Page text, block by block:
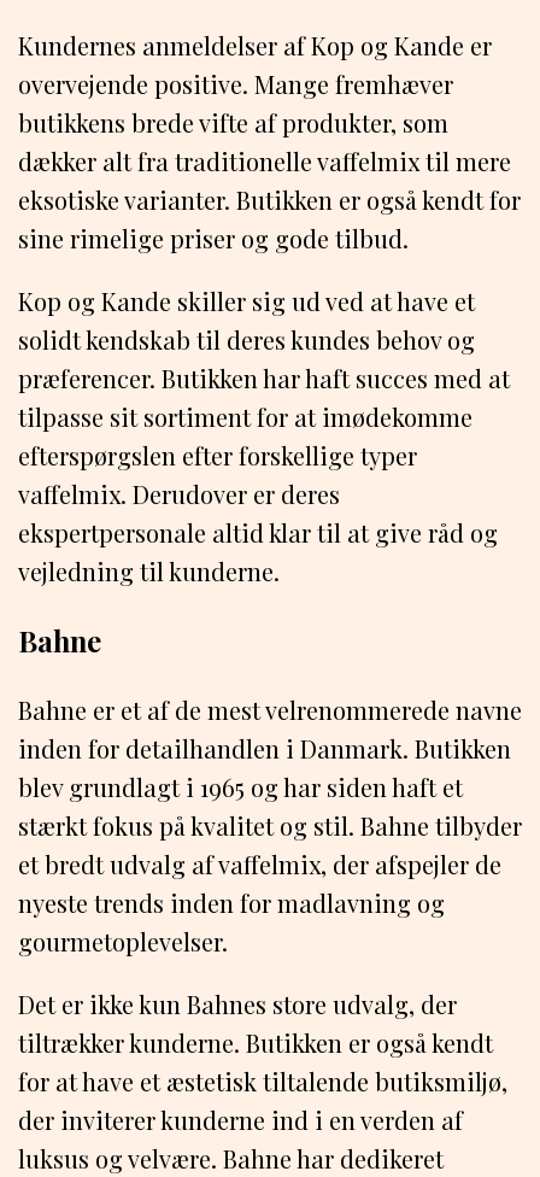
Kundernes anmeldelser af Kop og Kande er
overvejende positive. Mange fremhæver
butikkens brede vifte af produkter, som
dækker alt fra traditionelle vaffelmix til mere
eksotiske varianter. Butikken er også kendt for
sine rimelige priser og gode tilbud.
Kop og Kande skiller sig ud ved at have et
solidt kendskab til deres kundes behov og
præferencer. Butikken har haft succes med at
tilpasse sit sortiment for at imødekomme
efterspørgslen efter forskellige typer
vaffelmix. Derudover er deres
ekspertpersonale altid klar til at give råd og
vejledning til kunderne.
Bahne
Bahne er et af de mest velrenommerede navne
inden for detailhandlen i Danmark. Butikken
blev grundlagt i 1965 og har siden haft et
stærkt fokus på kvalitet og stil. Bahne tilbyder
et bredt udvalg af vaffelmix, der afspejler de
nyeste trends inden for madlavning og
gourmetoplevelser.
Det er ikke kun Bahnes store udvalg, der
tiltrækker kunderne. Butikken er også kendt
for at have et æstetisk tiltalende butiksmiljø,
der inviterer kunderne ind i en verden af
luksus og velvære. Bahne har dedikeret